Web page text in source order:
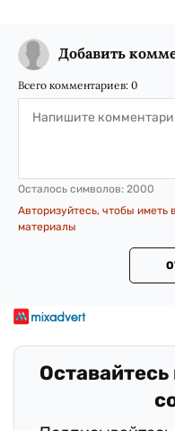
Добавить
Всего комментариев: 0
Осталось символов: 2000
Авторизуйтесь, чтобы иметь
материалы